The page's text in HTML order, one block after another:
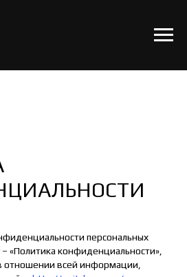
персональных
«Политика конфиденциальности»,
отношении всей информации,